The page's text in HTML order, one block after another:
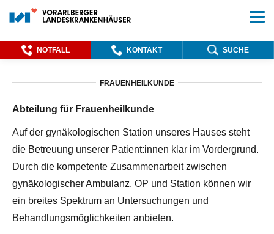
NOTFALL KONTAKT SUCHE
FRAUENHEILKUNDE
Abteilung für Frauenheilkunde
Auf der gynäkologischen Station unseres Hauses steht
die Betreuung unserer Patient:innen klar im Vordergrund.
Durch die kompetente Zusammenarbeit zwischen
gynäkologischer Ambulanz, OP und Station können wir
ein breites Spektrum an Untersuchungen und
Behandlungsmöglichkeiten anbieten.